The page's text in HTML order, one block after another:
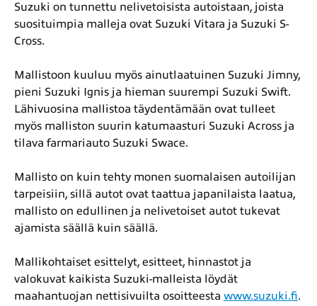
Suzuki on tunnettu nelivetoisista autoistaan, joista
suosituimpia malleja ovat Suzuki Vitara ja Suzuki S-
Cross.
Mallistoon kuuluu myös ainutlaatuinen Suzuki Jimny,
pieni Suzuki Ignis ja hieman suurempi Suzuki Swift.
Lähivuosina mallistoa täydentämään ovat tulleet
myös malliston suurin katumaasturi Suzuki Across ja
tilava farmariauto Suzuki Swace.
Mallisto on kuin tehty monen suomalaisen autoilijan
tarpeisiin, sillä autot ovat taattua japanilaista laatua,
mallisto on edullinen ja nelivetoiset autot tukevat
ajamista säällä kuin säällä.
Mallikohtaiset esittelyt, esitteet, hinnastot ja
valokuvat kaikista Suzuki-malleista löydät
maahantuojan nettisivuilta osoitteesta www.suzuki.fi.